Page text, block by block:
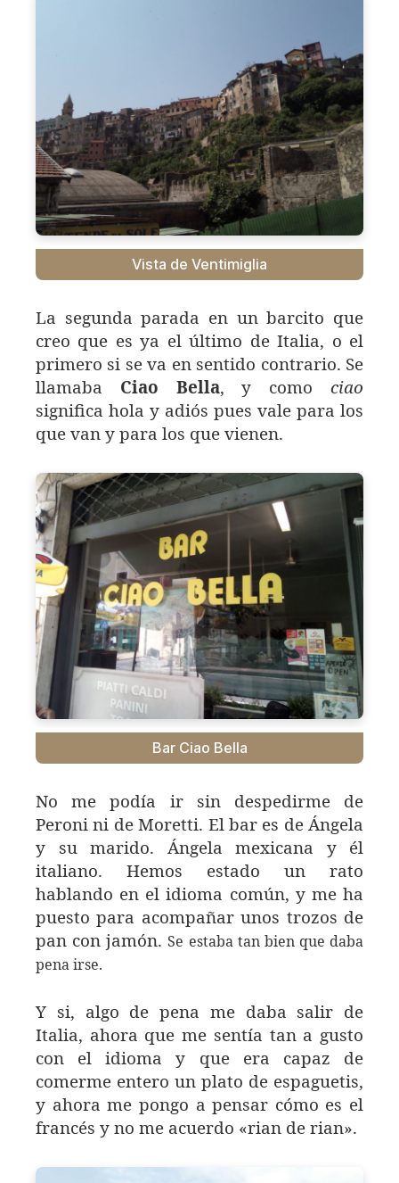
Vista de Ventimiglia
La segunda parada en un barcito que
creo que es ya el último de Italia, o el
primero si se va en sentido contrario. Se
llamaba Ciao Bella, y comociao
significa hola y adiós pues vale para los
que van y para los que vienen.
Bar Ciao Bella
No me podía ir sin despedirme de
Peroni ni de Moretti. El bar es de Ángela
y su marido. Ángela mexicana y él
italiano. Hemos estado un rato
hablando en el idioma común, y me ha
puesto para acompañar unos trozos de
pan con jamón.Se estaba tan bien que daba
pena irse.
Y si, algo de pena me daba salir de
Italia, ahora que me sentía tan a gusto
con el idioma y que era capaz de
comerme entero un plato de espaguetis,
y ahora me pongo a pensar cómo es el
francés y no me acuerdo «rian de rian».